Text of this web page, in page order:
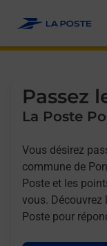
Passez
La Poste
Vous désirez
commune de
Poste et les
vous. Découvrez
Poste pour